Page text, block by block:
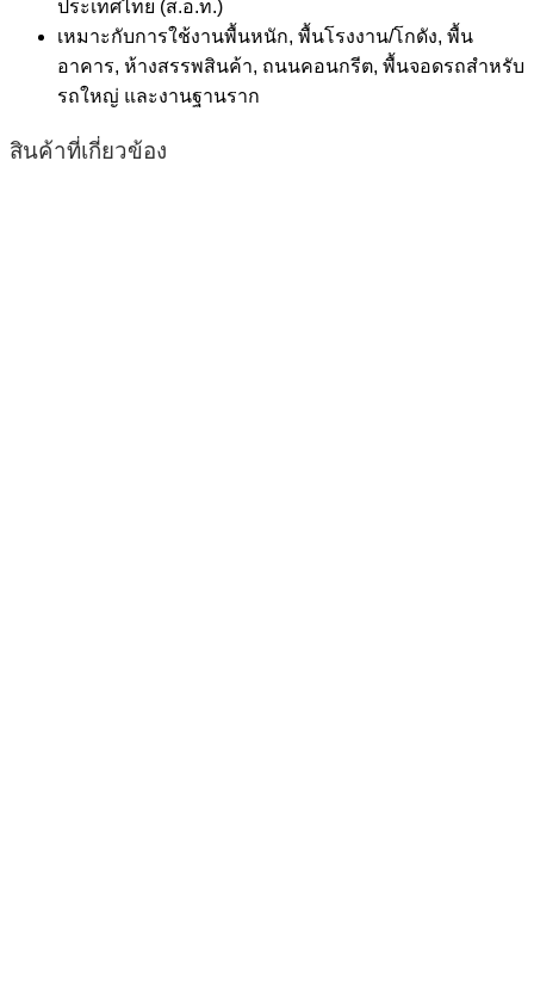
ประเทศไทย (ส.อ.ท.)
เหมาะกับการใช้งานพื้นหนัก, พื้นโรงงาน/โกดัง, พื้น
อาคาร, ห้างสรรพสินค้า, ถนนคอนกรีต, พื้นจอดรถสำหรับ
รถใหญ่ และงานฐานราก
สินค้าที่เกี่ยวข้อง